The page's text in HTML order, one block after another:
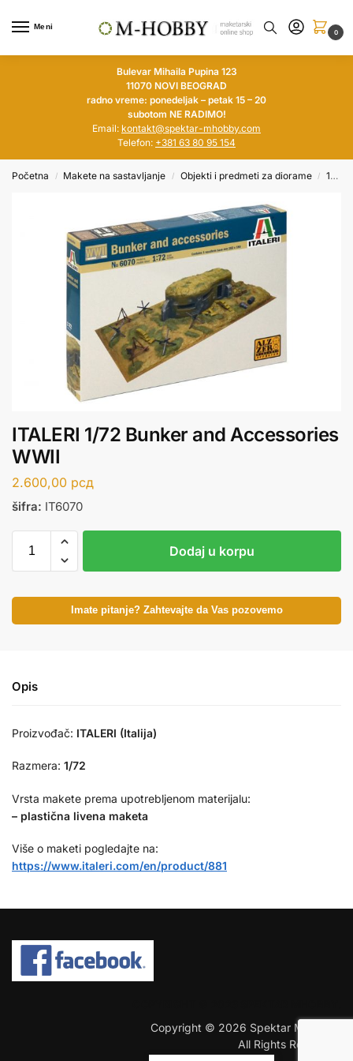
Meni
0
Bulevar Mihaila Pupina 123
11070 NOVI BEOGRAD
radno vreme: ponedeljak – petak 15 – 20
subotom NE RADIMO!
Email: kontakt@spektar-mhobby.com
Telefon: +381 63 80 95 154
Početna / Makete na sastavljanje / Objekti i predmeti za diorame / 1/72, 1/76
ITALERI 1/72 Bunker and Accessories
WWII
2.600,00 рсд
šifra: IT6070
Dodaj u korpu
Imate pitanje? Zahtevajte da Vas pozovemo
Opis
Proizvođač: ITALERI (Italija)
Razmera: 1/72
Vrsta makete prema upotrebljenom materijalu:
– plastična livena maketa
Više o maketi pogledajte na:
https://www.italeri.com/en/product/881
Copyright © 2026 Spektar MHobby.
All Rights Reserved.